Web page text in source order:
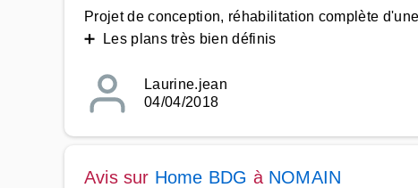
Projet de conception, réhabilitation complète
➕ Les plans très bien définis
Laurine.jean
04/04/2018
Avis sur Home BDG à NOMAIN